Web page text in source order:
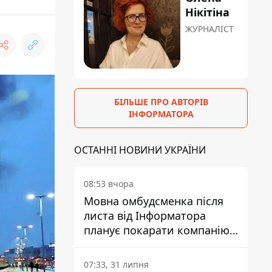
Нікітіна
ЖУРНАЛІСТ
БІЛЬШЕ ПРО АВТОРІВ
ІНФОРМАТОРА
ОСТАННІ НОВИНИ УКРАЇНИ
08:53 вчора
Мовна омбудсменка після
листа від Інформатора
планує покарати компанію-
підрядника ПриватБанку
07:33, 31 липня